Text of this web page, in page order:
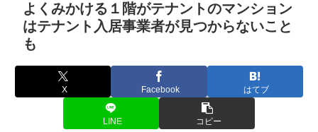
よくみかける１階がテナントのマンション
はテナント入居事業者が見つからないこと
も
X Facebook はてブ
LINE コピー